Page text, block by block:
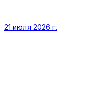
21 июля 2026 г.